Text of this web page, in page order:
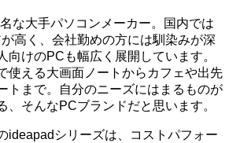
な大手パソコンメーカー。国内では
高く、会社勤めの方には馴染みが深
向けのPCも幅広く展開しています。
使える大画面ノートからカフェや出先
トまで。自分のニーズにはまるものが
、そんなPCブランドだと思います。
ideapadシリーズは、コストパフォー